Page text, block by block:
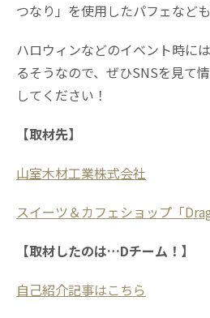
つなり」を使用したパフェなど
ハロウィンなどのイベント時に
るそうなので、ぜひSNSを見て
してください！
【取材先】
山室木材工業株式会社
スイーツ＆カフェショップ「
【取材したのは…Dチーム！】
自己紹介記事はこちら